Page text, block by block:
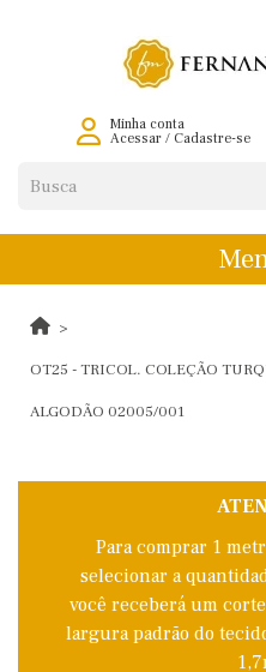
Minha conta
Acessar/ Cadastre-se
OT25 - TRICOL. COLEÇÃO
ALGODÃO 02005/001
Para comprar 1
selecionar a
você receberá um
largura padrão do